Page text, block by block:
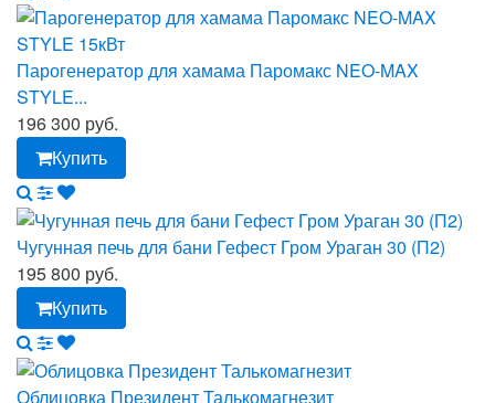
Парогенератор для хамама Паромакс NEO-MAX
STYLE...
196 300 руб.
Купить
Чугунная печь для бани Гефест Гром Ураган 30 (П2)
195 800 руб.
Купить
Облицовка Президент Талькомагнезит